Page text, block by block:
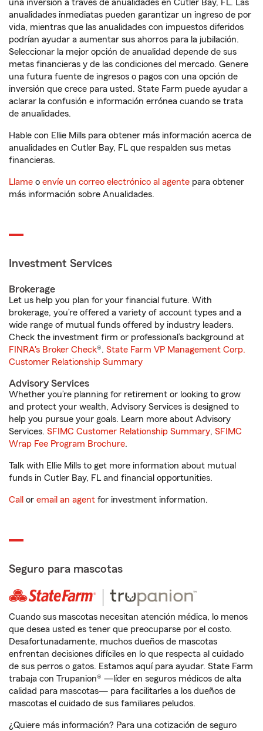
una inversión a través de anualidades en Cutler Bay, FL. Las
anualidades inmediatas pueden garantizar un ingreso de por
vida, mientras que las anualidades con impuestos diferidos
podrían ayudar a aumentar sus ahorros para la jubilación.
Seleccionar la mejor opción de anualidad depende de sus
metas financieras y de las condiciones del mercado. Genere
una futura fuente de ingresos o pagos con una opción de
inversión que crece para usted. State Farm puede ayudar a
aclarar la confusión e información errónea cuando se trata
de anualidades.
Hable con Ellie Mills para obtener más información acerca de
anualidades en Cutler Bay, FL que respalden sus metas
financieras.
Llame o envíe un correo electrónico al agente para obtener
más información sobre Anualidades.
Investment Services
Brokerage
Let us help you plan for your financial future. With
brokerage, you’re offered a variety of account types and a
wide range of mutual funds offered by industry leaders.
Check the investment firm or professional’s background at
FINRA's Broker Check®. State Farm VP Management Corp.
Customer Relationship Summary
Advisory Services
Whether you’re planning for retirement or looking to grow
and protect your wealth, Advisory Services is designed to
help you pursue your goals. Learn more about Advisory
Services. SFIMC Customer Relationship Summary, SFIMC
Wrap Fee Program Brochure.
Talk with Ellie Mills to get more information about mutual
funds in Cutler Bay, FL and financial opportunities.
Call or email an agent for investment information.
Seguro para mascotas
Cuando sus mascotas necesitan atención médica, lo menos
que desea usted es tener que preocuparse por el costo.
Desafortunadamente, muchos dueños de mascotas
enfrentan decisiones difíciles en lo que respecta al cuidado
de sus perros o gatos. Estamos aquí para ayudar. State Farm
trabaja con Trupanion® —líder en seguros médicos de alta
calidad para mascotas— para facilitarles a los dueños de
mascotas el cuidado de sus familiares peludos.
¿Quiere más información? Para una cotización de seguro